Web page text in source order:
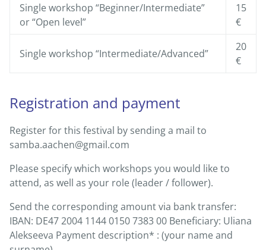
Single workshop “Beginner/Intermediate”
or “Open level”
15
€
Single workshop “Intermediate/Advanced”
20
€
Registration and payment
Register for this festival by sending a mail to
samba.aachen@gmail.com
Please specify which workshops you would like to
attend, as well as your role (leader / follower).
Send the corresponding amount via bank transfer:
IBAN: DE47 2004 1144 0150 7383 00 Beneficiary: Uliana
Alekseeva Payment description* : (your name and